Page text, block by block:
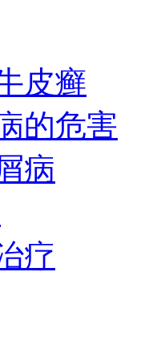
皮癣
的危害
病
疗